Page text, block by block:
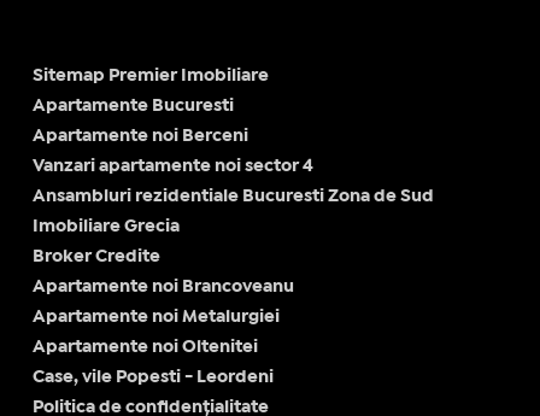
Sitemap Premier Imobiliare
Apartamente Bucuresti
Apartamente noi Berceni
Vanzari apartamente noi sector 4
Ansambluri rezidentiale Bucuresti Zona de Sud
Imobiliare Grecia
Broker Credite
Apartamente noi Brancoveanu
Apartamente noi Metalurgiei
Apartamente noi Oltenitei
Case, vile Popesti - Leordeni
Politica de confidențialitate